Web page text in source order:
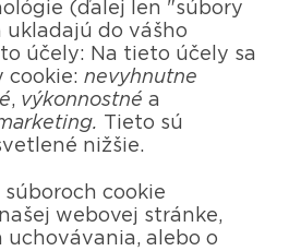
(ďalej len "súbory
ukladajú do vášho
účely: Na tieto účely sa
cookie: nevyhnutne
, výkonnostné a
Tieto sú
nižšie.
cookie
webovej stránke,
uchovávania, alebo o